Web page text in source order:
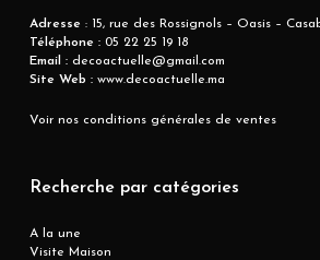
Adresse : 15, rue des Rossignols – Oasis –
Téléphone :05 22 25 19 18
Email :decoactuelle@gmail.com
Site Web :www.decoactuelle.ma
Voir nos conditions générales de ventes
Recherche par catégories
A la une
Visite Maison